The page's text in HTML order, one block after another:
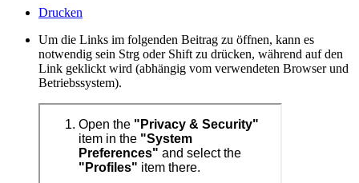
Drucken
Um die Links im folgenden Beitrag zu öffnen, kann es
notwendig sein Strg oder Shift zu drücken, während auf den
Link geklickt wird (abhängig vom verwendeten Browser und
Betriebssystem).